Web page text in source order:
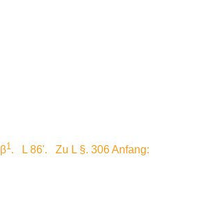
β1. L 86'. Zu L §. 306 Anfang: